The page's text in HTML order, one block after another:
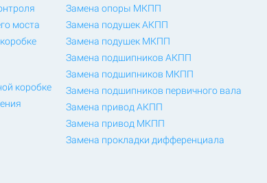
моста
коробке
Замена опоры МКПП
Замена подушек АКПП
Замена подушек МКПП
Замена подшипников АКПП
Замена подшипников МКПП
Замена подшипников первичного вала
Замена привод АКПП
Замена привод МКПП
Замена прокладки дифференциала